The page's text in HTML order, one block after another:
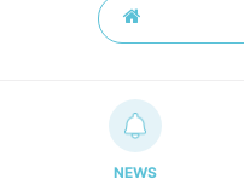
NEWS